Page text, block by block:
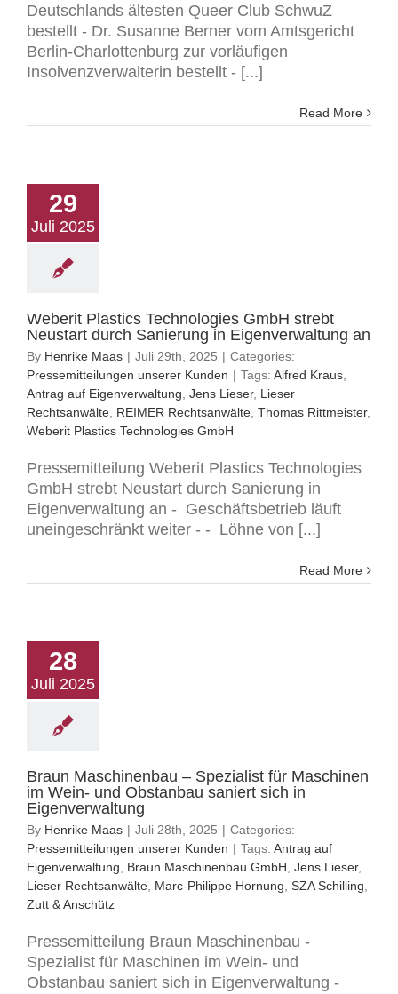
Deutschlands ältesten Queer Club SchwuZ
bestellt - Dr. Susanne Berner vom Amtsgericht
Berlin-Charlottenburg zur vorläufigen
Insolvenzverwalterin bestellt - [...]
Read More
29
Juli 2025
Weberit Plastics Technologies GmbH strebt
Neustart durch Sanierung in Eigenverwaltung an
By Henrike Maas | Juli 29th, 2025 | Categories:
Pressemitteilungen unserer Kunden | Tags: Alfred Kraus
Antrag auf Eigenverwaltung Jens Lieser, Lieser
Rechtsanwälte REIMER Rechtsanwälte Thomas Rittmeister,
Weberit Plastics Technologies GmbH
Pressemitteilung Weberit Plastics Technologies
GmbH strebt Neustart durch Sanierung in
Eigenverwaltung an - Geschäftsbetrieb läuft
uneingeschränkt weiter - - Löhne von [...]
Read More
28
Juli 2025
Braun Maschinenbau – Spezialist für Maschinen
im Wein- und Obstanbau saniert sich in
Eigenverwaltung
By Henrike Maas | Juli 28th, 2025 | Categories:
Pressemitteilungen unserer Kunden | Tags: Antrag auf
Eigenverwaltung
Braun Maschinenbau GmbH Jens Lieser,
Lieser Rechtsanwälte Marc-Philippe Hornung SZA Schilling
Zutt & Anschütz
Pressemitteilung Braun Maschinenbau -
Spezialist für Maschinen im Wein- und
Obstanbau saniert sich in Eigenverwaltung -